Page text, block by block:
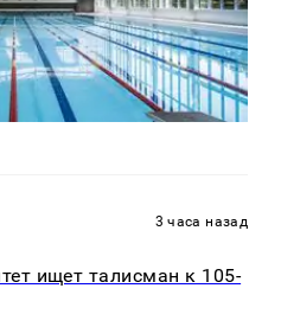
3 часа назад
ищет талисман к 105-